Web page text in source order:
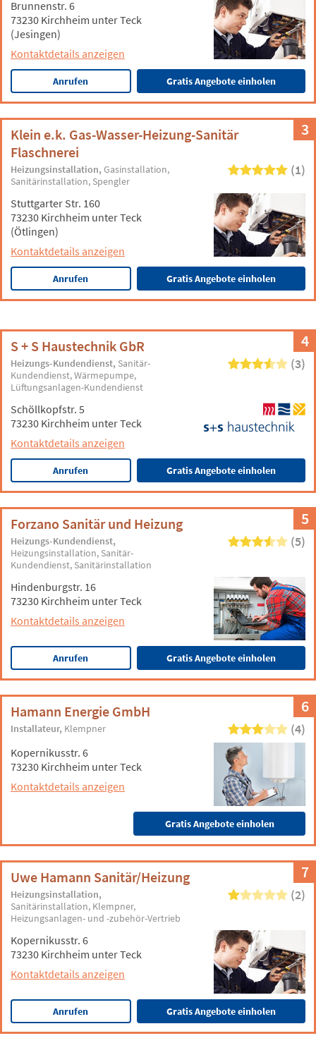
Brunnenstr. 6
73230 Kirchheim unter Teck
(Jesingen)
Kontaktdetails anzeigen
Anrufen Gratis Angebote einholen
3
Klein e.k. Gas-Wasser-Heizung-Sanitär
Flaschnerei
Heizungsinstallation Gasinstallation
Sanitärinstallation Spengler
(1)
Stuttgarter Str. 160
73230 Kirchheim unter Teck
(Ötlingen)
Kontaktdetails anzeigen
Anrufen Gratis Angebote einholen
4
S + S Haustechnik GbR
Heizungs-Kundendienst Sanitär-
Kundendienst Wärmepumpe
Lüftungsanlagen-Kundendienst
(3)
Schöllkopfstr. 5
73230 Kirchheim unter Teck
Kontaktdetails anzeigen
Anrufen Gratis Angebote einholen
5
Forzano Sanitär und Heizung
Heizungs-Kundendienst
Heizungsinstallation Sanitär-
Kundendienst Sanitärinstallation
(5)
Hindenburgstr. 16
73230 Kirchheim unter Teck
Kontaktdetails anzeigen
Anrufen Gratis Angebote einholen
6
Hamann Energie GmbH
Installateur Klempner (4)
Kopernikusstr. 6
73230 Kirchheim unter Teck
Kontaktdetails anzeigen
Gratis Angebote einholen
7
Uwe Hamann Sanitär/Heizung
Heizungsinstallation
Sanitärinstallation Klempner
Heizungsanlagen- und -zubehör-Vertrieb
(2)
Kopernikusstr. 6
73230 Kirchheim unter Teck
Kontaktdetails anzeigen
Anrufen Gratis Angebote einholen